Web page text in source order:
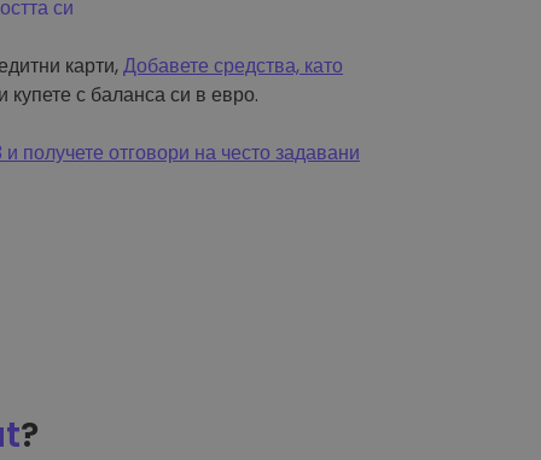
си
карти,Добавете средства, като
и купете с баланса си в евро.
получете отговори на често задавани
?